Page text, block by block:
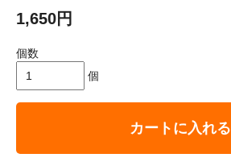
1,650円
個数
個
カートに入れる